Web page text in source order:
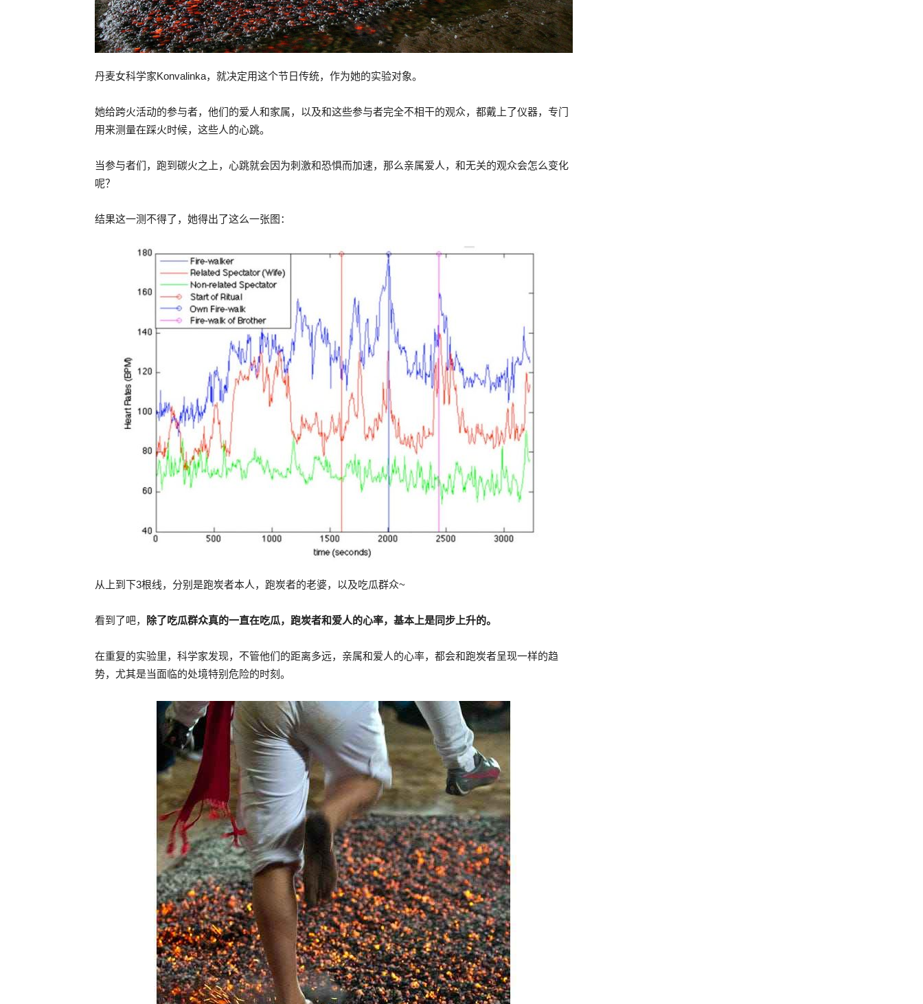
丹麦女科学家Konvalinka，就决定用这个节日传统，作为她的实验对象。
她给跨火活动的参与者，他们的爱人和家属，以及和这些参与者完全不相干的观众，都戴上了仪器，专门
用来测量在踩火时候，这些人的心跳。
当参与者们，跑到碳火之上，心跳就会因为刺激和恐惧而加速，那么亲属爱人，和无关的观众会怎么变化
呢？
结果这一测不得了，她得出了这么一张图：
从上到下3根线，分别是跑炭者本人，跑炭者的老婆，以及吃瓜群众~
看到了吧， 除了吃瓜群众真的一直在吃瓜，跑炭者和爱人的心率，基本上是同步上升的。
在重复的实验里，科学家发现，不管他们的距离多远，亲属和爱人的心率，都会和跑炭者呈现一样的趋
势，尤其是当面临的处境特别危险的时刻。